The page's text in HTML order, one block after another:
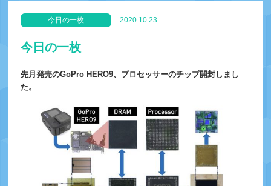
今日の一枚
今日の一枚 2020.10.23.
先月発売のGoPro HERO9、プロセッサーのチップ開封しまし
た。